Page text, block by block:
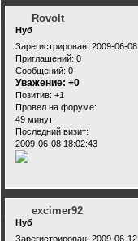
Rovolt
Нуб
Зарегистрирован: 2009-06-08
Приглашений: 0
Сообщений: 0
Уважение: +0
Позитив: +1
Провел на форуме:
49 минут
Последний визит:
2009-06-08 18:02:43
excimer92
Нуб
Зарегистрирован: 2009-06-12